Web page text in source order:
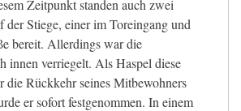
Zeitpunkt standen auch zwei
der Stiege, einer im Toreingang und
bereit. Allerdings war die
innen verriegelt. Als Haspel diese
die Rückkehr seines Mitbewohners
er sofort festgenommen. In einem